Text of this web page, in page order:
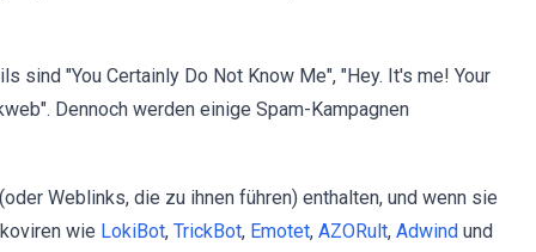
sind "You Certainly Do Not Know Me", "Hey. It's me! Your
Dennoch werden einige Spam-Kampagnen
Weblinks, die zu ihnen führen) enthalten, und wenn sie
wie LokiBot, TrickBot, Emotet, AZORult, Adwind und